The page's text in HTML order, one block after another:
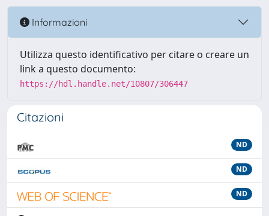
Informazioni
Utilizza questo identificativo per citare o creare un
link a questo documento:
https://hdl.handle.net/10807/306447
Citazioni
ND
ND
ND